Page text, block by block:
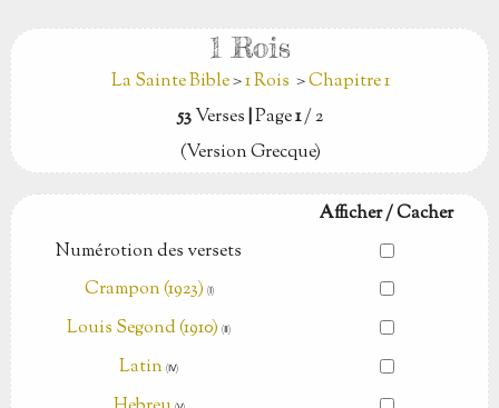
1 Rois
La Sainte Bible>1 Rois >Chapitre 1
53Verses|Page1/ 2
(Version Grecque)
Afficher / Cacher
Numérotion des versets
Crampon (1923) (Ⅰ)
Louis Segond (1910) (Ⅱ)
Latin (Ⅳ)